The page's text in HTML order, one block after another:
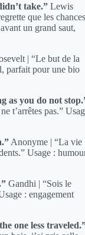
take.” Lewis
que les chances
un grand saut,
| “Le but de la
parfait pour une bio
as you do not
t’arrêtes pas.”
Anonyme | “La vie
Usage :
Gandhi | “Sois le
: engagement
one less